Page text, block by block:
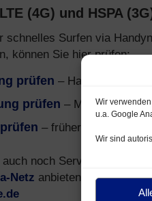
Wir
u.a. Google
Wir sind
(4G) und HSPA
schnelles Surfen via
können Sie hier prüfen:
prüfen – Handynetz mit
prüfen – Mobilfunk-
– früher o2- und E-
noch Service-Provider,
Netz anbieten.